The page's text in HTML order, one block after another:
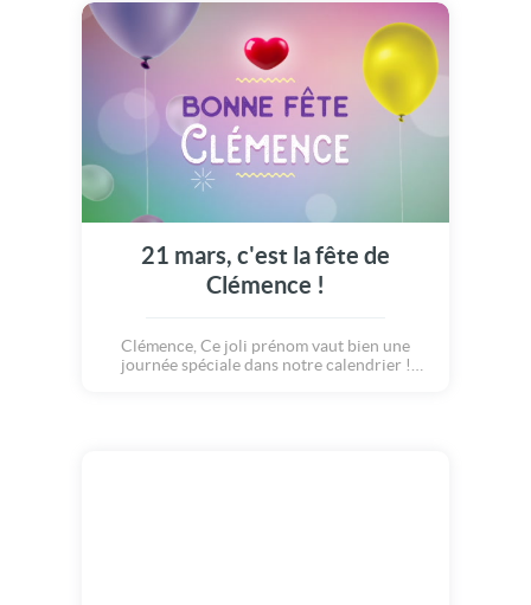
21 mars, c'est la fête de
Clémence !
Clémence, Ce joli prénom vaut bien une
journée spéciale dans notre calendrier !